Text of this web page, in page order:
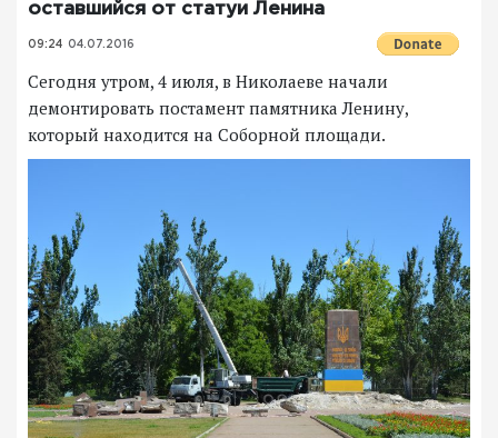
оставшийся от статуи Ленина
09:24 04.07.2016
Сегодня утром, 4 июля, в Николаеве начали
демонтировать постамент памятника Ленину,
который находится на Соборной площади.